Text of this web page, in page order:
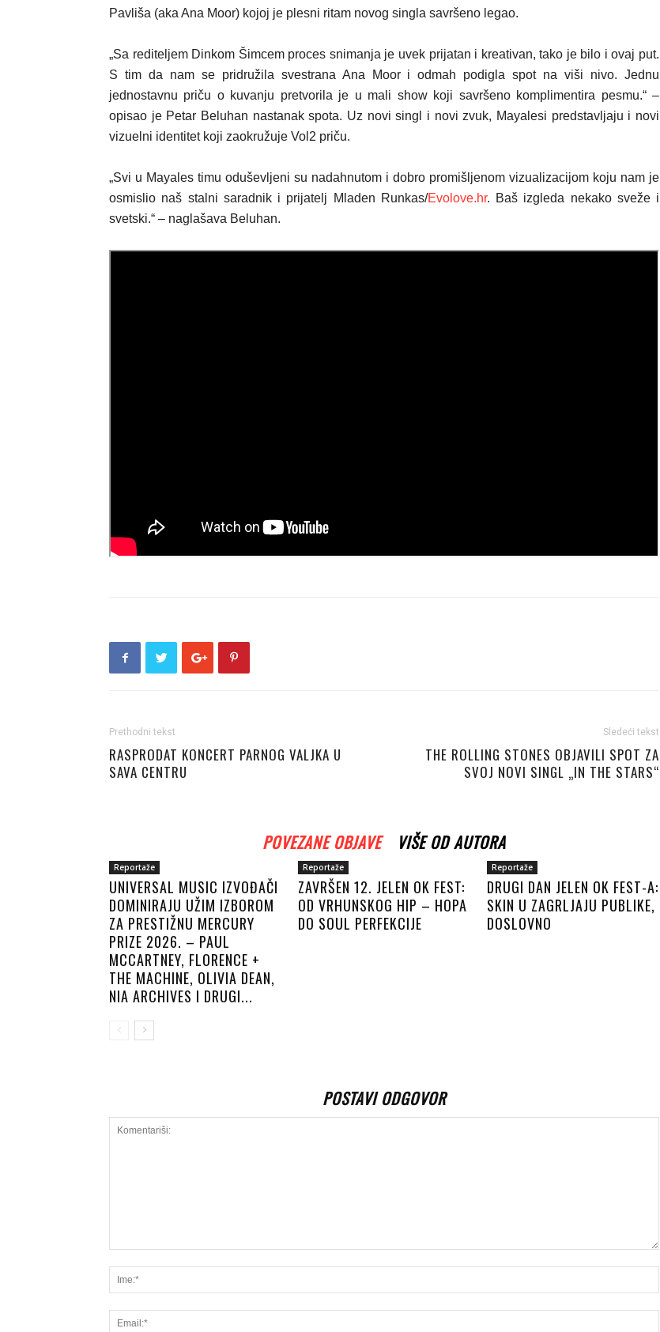
Pavliša (aka Ana Moor) kojoj je plesni ritam novog singla savršeno legao.
„Sa rediteljem Dinkom Šimcem proces snimanja je uvek prijatan i kreativan,tako je bilo i ovaj put.
S tim da nam se pridružila svestrana Ana Moor i odmah podigla spot na viši nivo. Jednu
jednostavnu priču o kuvanju pretvorila je u mali show koji savršeno komplimentira pesmu.“ –
opisao je Petar Beluhan nastanak spota. Uz novi singl i novi zvuk, Mayalesi predstavljaju i novi
vizue lni identitet koji zaokružuje Vol2 priču.
„Svi u Mayales timu oduševljeni su nadahnutom i dobro promišljenom vizualizacijom koju nam je
osmislio naš stalni saradnik i prijatelj Mladen Runkas/Evolove.hr. Baš izgleda nekako sveže i
svetski.“ – naglašava Beluhan.
Prethodni tekst
RASPRODAT KONCERT PARNOG VALJKA U
SAVA CENTRU
Sledeći tekst
THE ROLLING STONES OBJAVILI SPOT ZA
SVOJ NOVI SINGL „IN THE STARS“
POVEZANE OBJAVE VIŠE OD AUTORA
Reportaže
UNIVERSAL MUSIC IZVOĐAČI
DOMINIRAJU UŽIM IZBOROM
ZA PRESTIŽNU MERCURY
PRIZE 2026. – PAUL
MCCARTNEY, FLORENCE +
THE MACHINE, OLIVIA DEAN,
NIA ARCHIVES I DRUGI...
Reportaže
ZAVRŠEN 12. JELEN OK FEST:
OD VRHUNSKOG HIP – HOPA
DO SOUL PERFEKCIJE
Reportaže
DRUGI DAN JELEN OK FEST-A:
SKIN U ZAGRLJAJU PUBLIKE,
DOSLOVNO
POSTAVI ODGOVOR